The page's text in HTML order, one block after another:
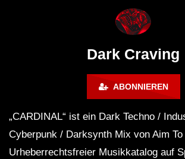
Dark Craving
ABONNIEREN
„CARDINAL“ ist ein Dark Techno /
Cyberpunk / Darksynth Mix von Aim To
Urheberrechtsfreier Musikkatalog auf